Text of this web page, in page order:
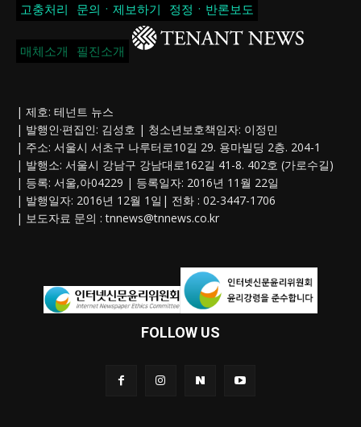
고충처리
문의ㆍ제보하기 정정ㆍ반론보도
매체소개 필진소개
| 제호: 테넌트 뉴스
| 발행인·편집인: 김성호 | 청소년보호책임자: 이정민
| 주소: 서울시 서초구 나루터로10길 29. 용마빌딩 2층. 204-1
| 발행소: 서울시 강남구 강남대로162길 41-8. 402호 (가로수길)
| 등록: 서울,아04229 | 등록일자: 2016년 11월 22일
| 발행일자: 2016년 12월 1일| 전화 : 02-3447-1706
| 보도자료 문의 :tnnews@tnnews.co.kr
FOLLOW US